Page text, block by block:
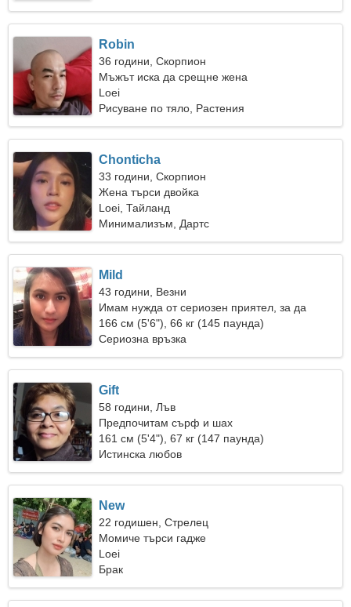
Robin
36 години, Скорпион
Мъжът иска да срещне жена
Loei
Рисуване по тяло, Растения
Chonticha
33 години, Скорпион
Жена търси двойка
Loei, Тайланд
Минимализъм, Дартс
Mild
43 години, Везни
Имам нужда от сериозен приятел, за да
пътуваме заедно
166 см (5'6"), 66 кг (145 паунда)
Сериозна връзка
Gift
58 години, Лъв
Предпочитам сърф и шах
161 см (5'4"), 67 кг (147 паунда)
Истинска любов
New
22 годишен, Стрелец
Момиче търси гадже
Loei
Брак